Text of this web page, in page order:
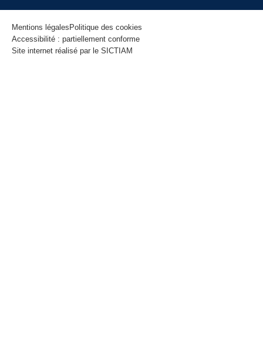
Mentions légales Politique des cookies
Accessibilité : partiellement conforme
Site internet réalisé par le SICTIAM